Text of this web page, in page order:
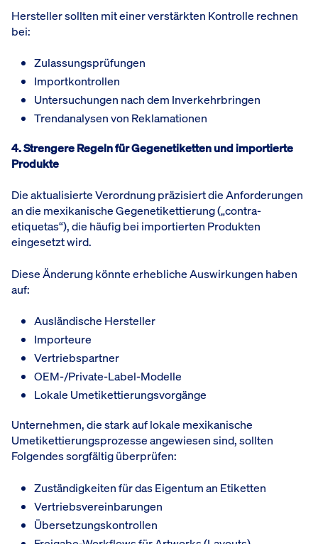
Hersteller sollten mit einer verstärkten Kontrolle rechnen
bei:
Zulassungsprüfungen
Importkontrollen
Untersuchungen nach dem Inverkehrbringen
Trendanalysen von Reklamationen
4. Strengere Regeln für Gegenetiketten und importierte
Produkte
Die aktualisierte Verordnung präzisiert die Anforderungen
an die mexikanische Gegenetikettierung („contra-
etiquetas“), die häufig bei importierten Produkten
eingesetzt wird.
Diese Änderung könnte erhebliche Auswirkungen haben
auf:
Ausländische Hersteller
Importeure
Vertriebspartner
OEM-/Private-Label-Modelle
Lokale Umetikettierungsvorgänge
Unternehmen, die stark auf lokale mexikanische
Umetikettierungsprozesse angewiesen sind, sollten
Folgendes sorgfältig überprüfen:
Zuständigkeiten für das Eigentum an Etiketten
Vertriebsvereinbarungen
Übersetzungskontrollen